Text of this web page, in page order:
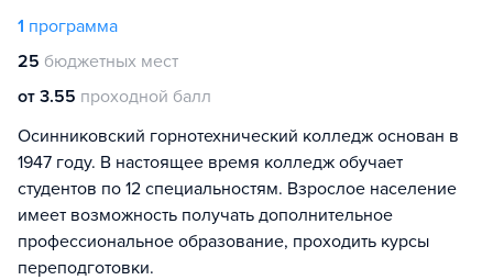
1 программа
25 бюджетных мест
от 3.55 проходной балл
Осинниковский горнотехнический колледж основан в
1947 году. В настоящее время колледж обучает
студентов по 12 специальностям. Взрослое население
имеет возможность получать дополнительное
профессиональное образование, проходить курсы
переподготовки.